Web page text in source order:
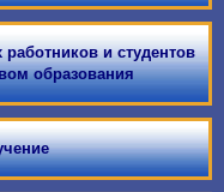
работников и студентов
образования